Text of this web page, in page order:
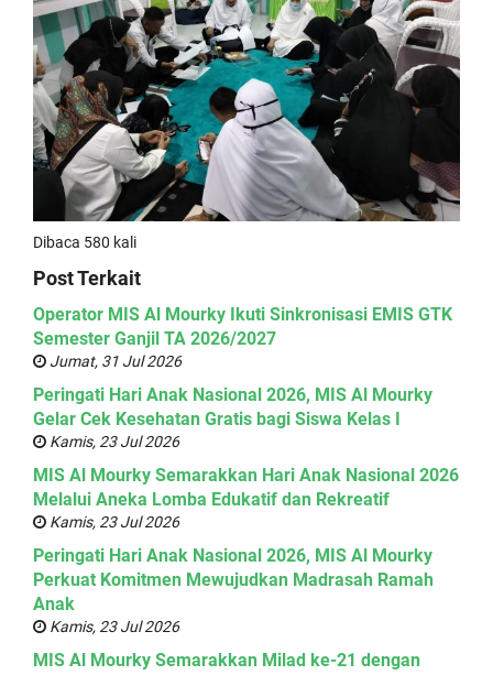
Dibaca 580 kali
Post Terkait
Operator MIS Al Mourky Ikuti Sinkronisasi EMIS GTK
Semester Ganjil TA 2026/2027
Jumat, 31 Jul 2026
Peringati Hari Anak Nasional 2026, MIS Al Mourky
Gelar Cek Kesehatan Gratis bagi Siswa Kelas I
Kamis, 23 Jul 2026
MIS Al Mourky Semarakkan Hari Anak Nasional 2026
Melalui Aneka Lomba Edukatif dan Rekreatif
Kamis, 23 Jul 2026
Peringati Hari Anak Nasional 2026, MIS Al Mourky
Perkuat Komitmen Mewujudkan Madrasah Ramah
Anak
Kamis, 23 Jul 2026
MIS Al Mourky Semarakkan Milad ke-21 dengan